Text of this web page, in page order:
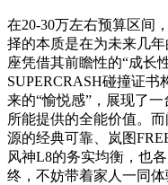
在20-30万左右预算区间
择的本质是在为未来几
座凭借其前瞻性的“成长
SUPERCRASH碰撞证书
来的“愉悦感”，展现了
所能提供的全能价值。
源的经典可靠、岚图
风神L8的务实均衡，也
终，不妨带着家人一同